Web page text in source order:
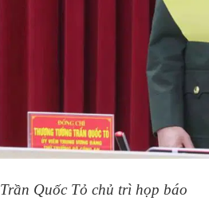
Quốc Tỏ chủ trì họp báo